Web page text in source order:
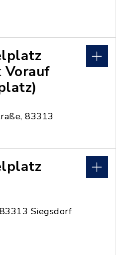
Vorauf
83313
Siegsdorf